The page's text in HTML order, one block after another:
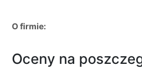
O firmie:
Oceny na